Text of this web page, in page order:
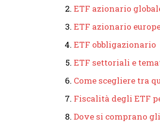
ETF azionario
ETF azionario
ETF obbligazionario
ETF settoriali e
Come scegliere tra
Fiscalità degli ETF
Dove si comprano